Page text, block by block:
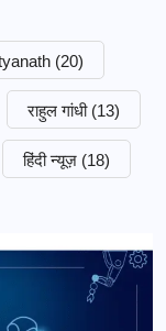
(20)
राहुल गांधी (13)
हिंदी न्यूज़ (18)